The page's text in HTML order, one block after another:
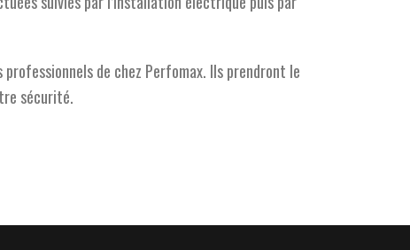
de chez Perfomax. Ils prendront le
sécurité.